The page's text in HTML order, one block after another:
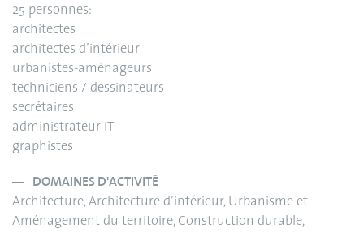
25 personnes:
architectes
architectes d’intérieur
urbanistes-aménageurs
techniciens / dessinateurs
secrétaires
administrateur IT
graphistes
DOMAINES D'ACTIVITÉ
Architecture, Architecture d’intérieur, Urbanisme et
Aménagement du territoire, Construction durable,